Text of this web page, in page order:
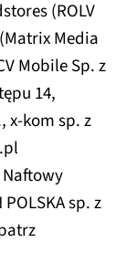
(ROLV
Media
Mobile Sp. z
14,
x-kom sp. z
sp. z